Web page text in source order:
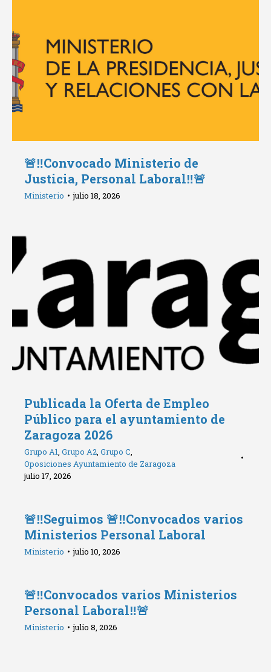
🚨‼️Convocado Ministerio de
Justicia, Personal Laboral‼️🚨
Ministerio julio 18, 2026
Publicada la Oferta de Empleo
Público para el ayuntamiento de
Zaragoza 2026
Grupo A1, Grupo A2, Grupo C,
Oposiciones Ayuntamiento de Zaragoza
julio 17, 2026
🚨‼️Seguimos 🚨‼️Convocados varios
Ministerios Personal Laboral
Ministerio julio 10, 2026
🚨‼️Convocados varios Ministerios
Personal Laboral‼️🚨
Ministerio julio 8, 2026